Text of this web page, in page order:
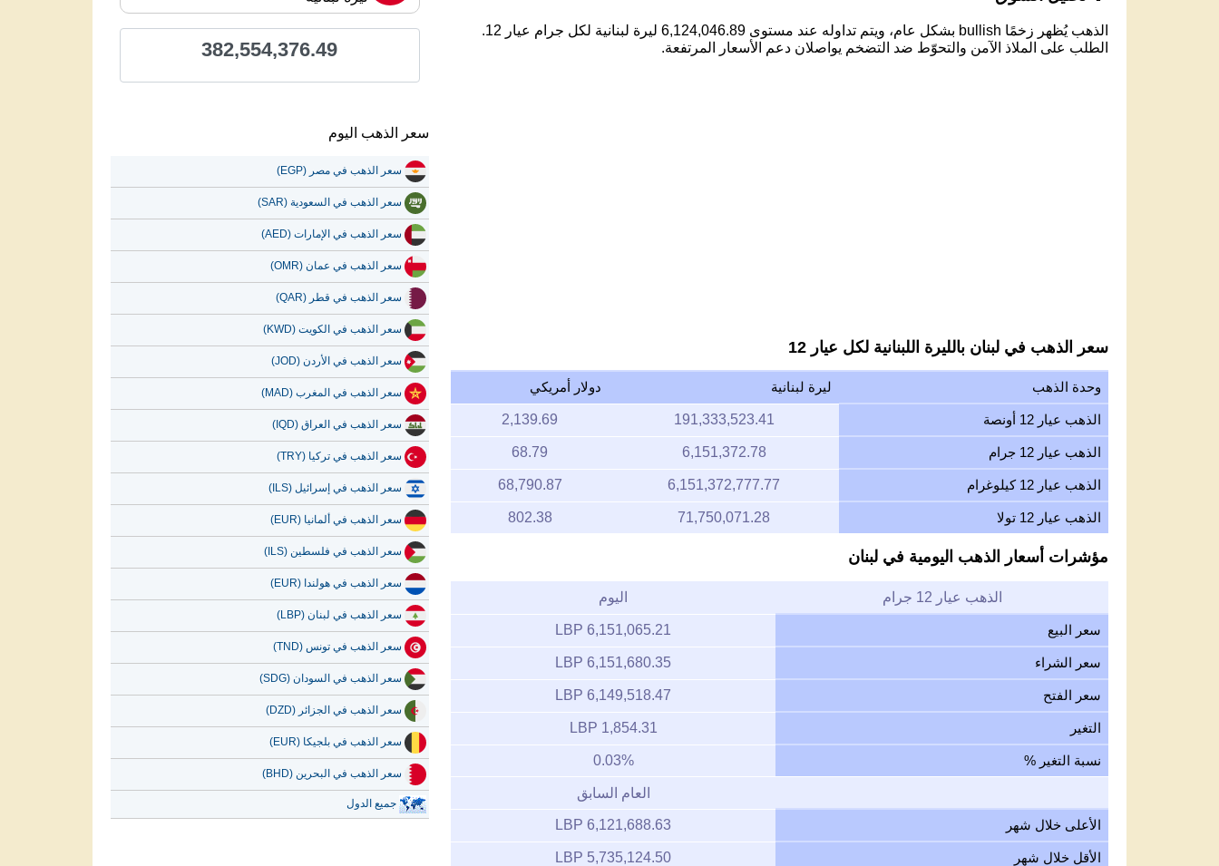
الذهب يُظهر زخمًا bullish بشكل عام، ويتم تداوله عند مستوى 6,124,046.89 ليرة لبنانية لكل جرام عيار 12.
الطلب على الملاذ الآمن والتحوّط ضد التضخم يواصلان دعم الأسعار المرتفعة.
سعر الذهب في لبنان بالليرة اللبنانية لكل عيار 12
وحدة الذهب ليرة لبنانية دولار أمريكي
الذهب عيار 12 أونصة 191,333,523.41
2,139.69
الذهب عيار 12 جرام 6,151,372.78
68.79
الذهب عيار 12 كيلوغرام 6,151,372,777.77
68,790.87
الذهب عيار 12 تولا 71,750,071.28
802.38
مؤشرات أسعار الذهب اليومية في لبنان
الذهب عيار 12 جرام اليوم
سعر البيع 6,151,065.21 LBP
سعر الشراء 6,151,680.35 LBP
سعر الفتح 6,149,518.47 LBP
التغير 1,854.31 LBP
نسبة التغير % 0.03%
العام السابق
الأعلى خلال شهر 6,121,688.63 LBP
الأقل خلال شهر 5,735,124.50 LBP
382,554,376.49
سعر الذهب اليوم
سعر الذهب في مصر (EGP)
سعر الذهب في السعودية (SAR)
سعر الذهب في الإمارات (AED)
سعر الذهب في عمان (OMR)
سعر الذهب في قطر (QAR)
سعر الذهب في الكويت (KWD)
سعر الذهب في الأردن (JOD)
سعر الذهب في المغرب (MAD)
سعر الذهب في العراق (IQD)
سعر الذهب في تركيا (TRY)
سعر الذهب في إسرائيل (ILS)
سعر الذهب في ألمانيا (EUR)
سعر الذهب في فلسطين (ILS)
سعر الذهب في هولندا (EUR)
سعر الذهب في لبنان (LBP)
سعر الذهب في تونس (TND)
سعر الذهب في السودان (SDG)
سعر الذهب في الجزائر (DZD)
سعر الذهب في بلجيكا (EUR)
سعر الذهب في البحرين (BHD)
جميع الدول